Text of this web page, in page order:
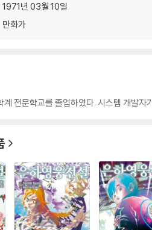
1971년 03월 10일
만화가
전문학교를 졸업하였다. 시스템 개발자